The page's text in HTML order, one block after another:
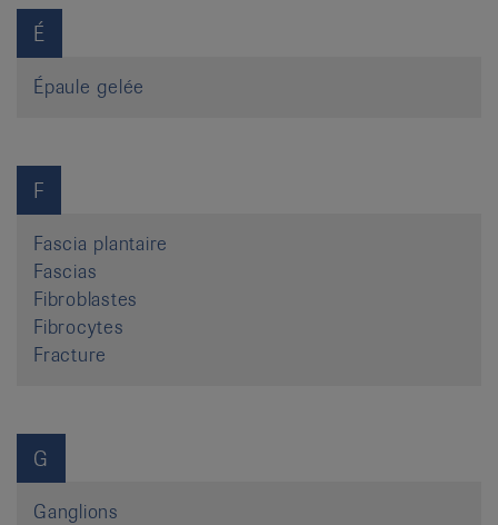
É
Épaule gelée
F
Fascia plantaire
Fascias
Fibroblastes
Fibrocytes
Fracture
G
Ganglions